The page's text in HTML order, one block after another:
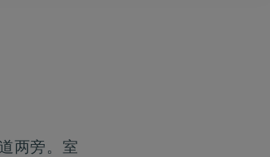
两旁。室